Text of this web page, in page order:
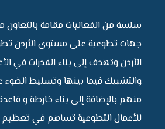
سلسة من الفعاليات مقامة
جهات تطوعية على مستوى الأردن
الأردن وتهدف إلى بناء القدرات في
والتشبيك فيما بينها وتسليط الضوء
منهم بالإضافة إلى بناء خارطة و
للأعمال التطوعية تساهم في تعظيم